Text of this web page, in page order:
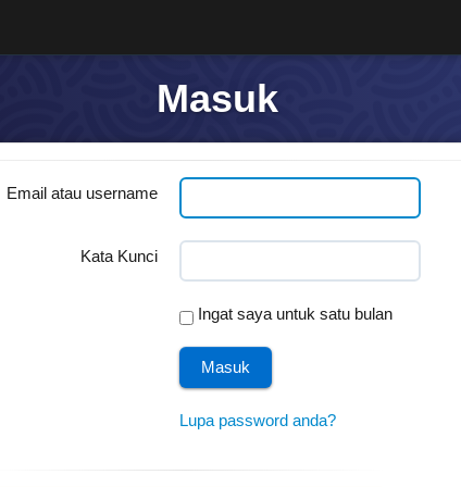
Masuk
Email atau username
Kata Kunci
Ingat saya untuk satu bulan
Lupa password anda?